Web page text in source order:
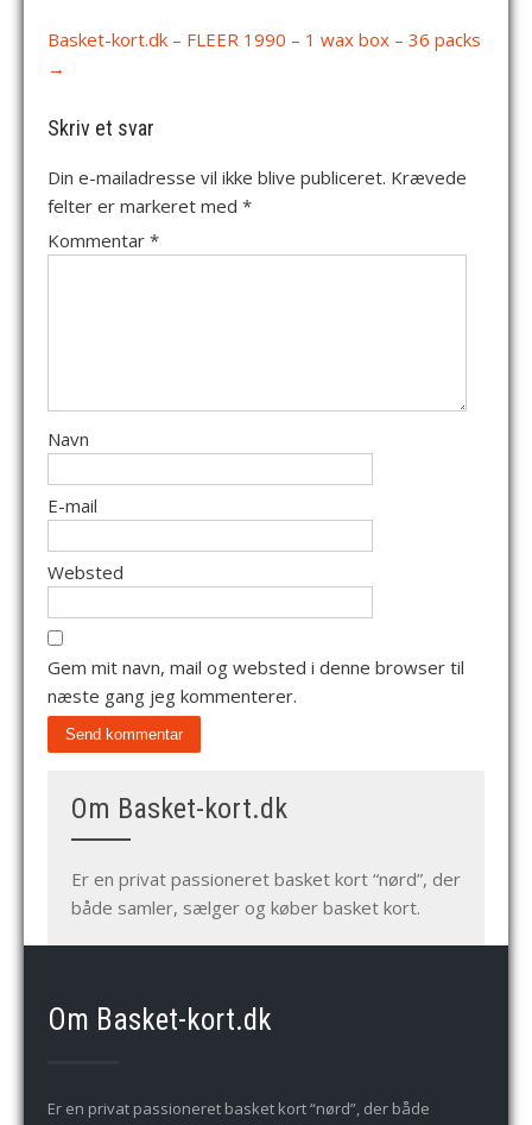
Basket-kort.dk – FLEER 1990 – 1 wax box – 36 packs
→
Skriv et svar
Din e-mailadresse vil ikke blive publiceret. Krævede
felter er markeret med *
Kommentar *
Navn
E-mail
Websted
Gem mit navn, mail og websted i denne browser til
næste gang jeg kommenterer.
Om Basket-kort.dk
Er en privat passioneret basket kort “nørd”, der
både samler, sælger og køber basket kort.
Om Basket-kort.dk
Er en privat passioneret basket kort “nørd”, der både